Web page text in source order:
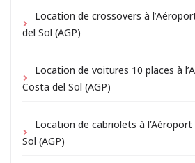
Location de crossovers à
del Sol (AGP)
Location de voitures 10 places à
Costa del Sol (AGP)
Location de cabriolets à
Sol (AGP)